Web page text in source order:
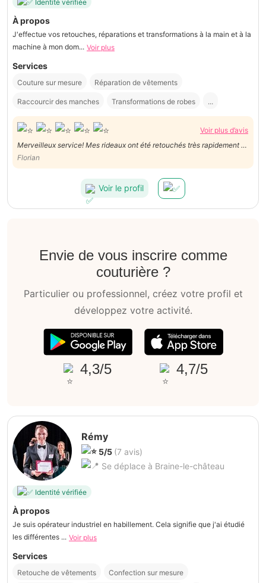
Identité vérifiée
À propos
J'effectue vos retouches, réparations et transformations à la main et à la
machine à mon dom... Voir plus
Services
Couture sur mesure Réparation de vêtements
Raccourcir des manches Transformations de robes ...
Voir plus d’avis
Merveilleux service! Mes rideaux ont été retouchés très rapidement et
sont superbes ! A recommander sans hésitation
Florian
Voir le profil
Envie de vous inscrire comme
couturière ?
Particulier ou professionnel, créez votre profil et
développez votre activité.
4,3/5 4,7/5
Rémy
5/5 (7 avis)
Se déplace à Braine-le-château
Identité vérifiée
À propos
Je suis opérateur industriel en habillement. Cela signifie que j'ai étudié
les différentes ... Voir plus
Services
Retouche de vêtements Confection sur mesure